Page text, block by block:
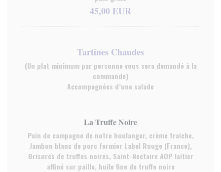
45,00 EUR
Tartines Chaudes
(Un plat minimum par personne vous sera demandé à la
commande)
Accompagnées d’une salade
La Truffe Noire
Pain de campagne de notre boulanger, crème fraiche,
Jambon blanc de porc fermier Label Rouge (France),
Brisures de truffes noires, Saint-Nectaire AOP laitier
affiné sur paille, huile fine de truffe noire